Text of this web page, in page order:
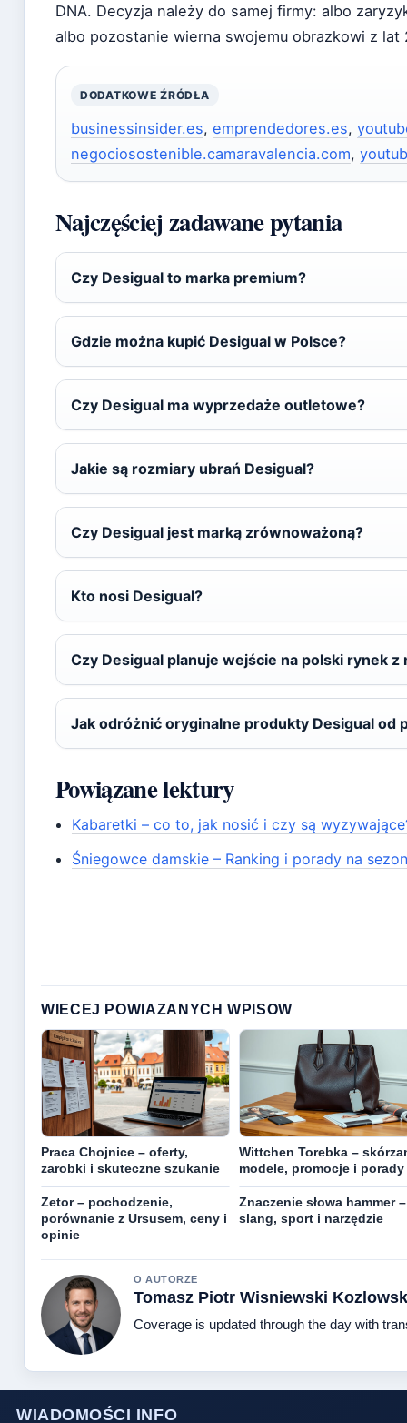
DNA. Decyzja należy do samej firmy: albo
albo pozostanie wierna swojemu obrazkowi z lat
DODATKOWE ŹRÓDŁA
businessinsider.es, emprendedores.es,
negociosostenible.camaravalencia.com,
Najczęściej zadawane pytania
Czy Desigual to marka premium?
Gdzie można kupić Desigual w Polsce?
Czy Desigual ma wyprzedaże outletowe?
Jakie są rozmiary ubrań Desigual?
Czy Desigual jest marką zrównoważoną?
Kto nosi Desigual?
Czy Desigual planuje wejście na polski rynek z
Jak odróżnić oryginalne produkty Desigual od
Powiązane lektury
Kabaretki – co to, jak nosić i czy są
Śniegowce damskie – Ranking i porady na
WIECEJ POWIAZANYCH WPISOW
Praca Chojnice – oferty,
zarobki i skuteczne szukanie
Wittchen Torebka –
modele, promocje i porady
Zetor – pochodzenie,
porównanie z Ursusem, ceny i
opinie
Znaczenie słowa hammer –
slang, sport i narzędzie
O AUTORZE
Tomasz Piotr Wisniewski
Coverage is updated through the day with
WIADOMOŚCI INFO